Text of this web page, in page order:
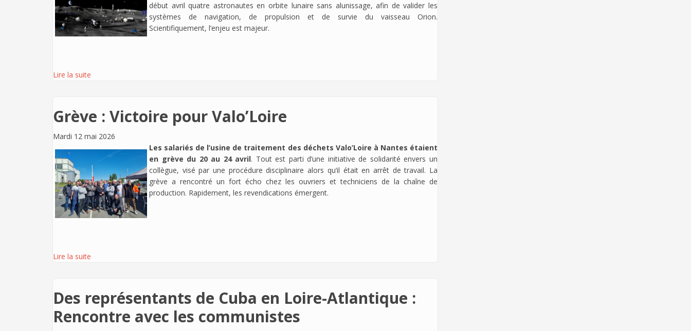
début avril quatre astronautes en orbite lunaire sans alunissage, afin de valider les
systèmes de navigation, de propulsion et de survie du vaisseau Orion.
Scientifiquement, l’enjeu est majeur.
Lire la suite
Grève : Victoire pour Valo’Loire
Mardi 12 mai 2026
Les salariés de l’usine de traitement des déchets Valo’Loire à Nantes étaient
en grève du 20 au 24 avril. Tout est parti d’une initiative de solidarité envers un
collègue, visé par une procédure disciplinaire alors qu’il était en arrêt de travail. La
grève a rencontré un fort écho chez les ouvriers et techniciens de la chaîne de
production. Rapidement, les revendications émergent.
Lire la suite
Des représentants de Cuba en Loire-Atlantique :
Rencontre avec les communistes